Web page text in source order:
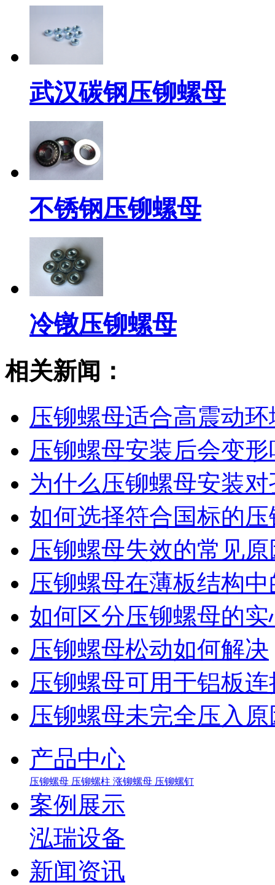
武汉碳钢压铆螺母
不锈钢压铆螺母
冷镦压铆螺母
相关新闻：
压铆螺母适合高震动
压铆螺母安装后会变形
为什么压铆螺母安装
如何选择符合国标的
压铆螺母失效的常见
压铆螺母在薄板结构
如何区分压铆螺母的
压铆螺母松动如何解决
压铆螺母可用于铝板
压铆螺母未完全压入
产品中心
压铆螺母 压铆螺柱 涨铆螺母 压铆螺钉
案例展示
泓瑞设备
新闻资讯